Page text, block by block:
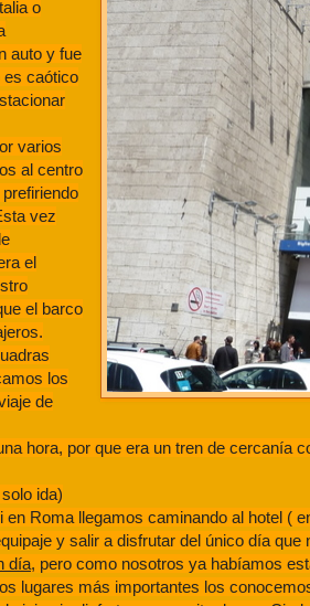
o
auto y fue
es caótico
varios
al centro
vez
el
el barco
los
de
hora, por que era un tren de cercanía
ida)
en Roma llegamos caminando al hotel (
y salir a disfrutar del único día que
día, pero como nosotros ya habíamos
lugares más importantes los